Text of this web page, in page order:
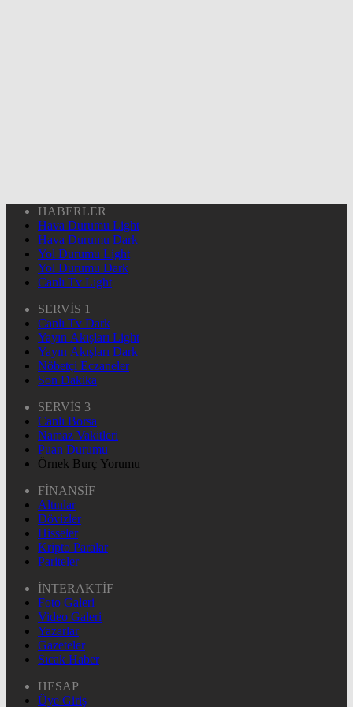
HABERLER
Hava Durumu Light
Hava Durumu Dark
Yol Durumu Light
Yol Durumu Dark
Canlı Tv Light
SERVİS 1
Canlı Tv Dark
Yayın Akışları Light
Yayın Akışları Dark
Nöbetçi Eczaneler
Son Dakika
SERVİS 3
Canlı Borsa
Namaz Vakitleri
Puan Durumu
Örnek Burç Yorumu
FİNANSİF
Altınlar
Dövizler
Hisseler
Kripto Paralar
Pariteler
İNTERAKTİF
Foto Galeri
Video Galeri
Yazarlar
Gazeteler
Sıcak Haber
HESAP
Üye Giriş